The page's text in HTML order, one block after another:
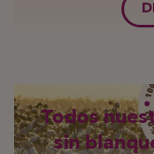
Todos
sin